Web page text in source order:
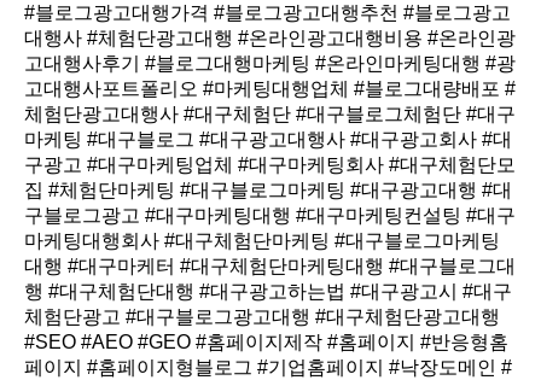
#블로그광고대행가격 #블로그광고대행추천 #블로그광고
대행사 #체험단광고대행 #온라인광고대행비용 #온라인광
고대행사후기 #블로그대행마케팅 #온라인마케팅대행 #광
고대행사포트폴리오 #마케팅대행업체 #블로그대량배포 #
체험단광고대행사 #대구체험단 #대구블로그체험단 #대구
마케팅 #대구블로그 #대구광고대행사 #대구광고회사 #대
구광고 #대구마케팅업체 #대구마케팅회사 #대구체험단모
집 #체험단마케팅 #대구블로그마케팅 #대구광고대행 #대
구블로그광고 #대구마케팅대행 #대구마케팅컨설팅 #대구
마케팅대행회사 #대구체험단마케팅 #대구블로그마케팅
대행 #대구마케터 #대구체험단마케팅대행 #대구블로그대
행 #대구체험단대행 #대구광고하는법 #대구광고시 #대구
체험단광고 #대구블로그광고대행 #대구체험단광고대행
#SEO #AEO #GEO #홈페이지제작 #홈페이지 #반응형홈
페이지 #홈페이지형블로그 #기업홈페이지 #낙장도메인 #